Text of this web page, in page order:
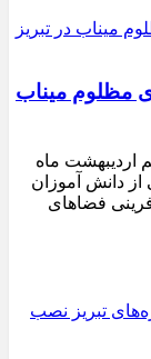
مظلوم میناب
اردیبهشت ماه
از دانش آموزان
فضاهای
تبریز نصب